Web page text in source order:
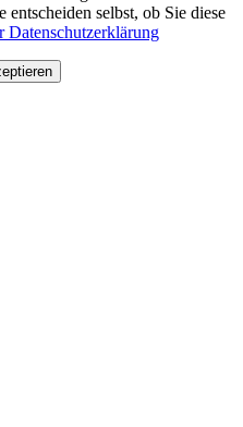
selbst, ob Sie diese
Datenschutzerklärung